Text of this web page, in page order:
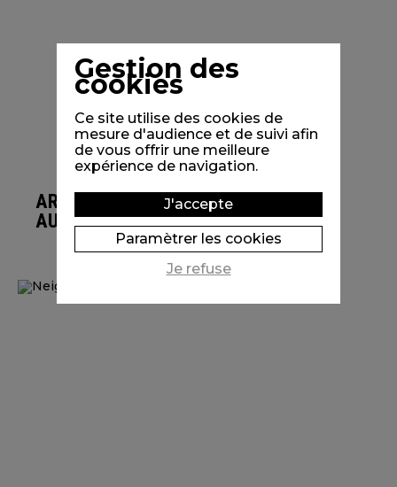
ARIOL PREND L'AVION (ET
AUTRES TÊTES EN L'AIR)
Gestion des
cookies
Ce site utilise des cookies de
mesure d'audience et de suivi afin
de vous offrir une meilleure
expérience de navigation.
J'accepte
Paramètrer les cookies
Je refuse